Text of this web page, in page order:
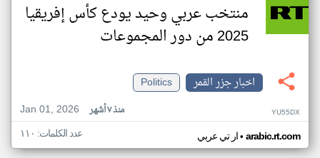
منتخب عربي وحيد يودع كأس إفريقيا
2025 من دور المجموعات
اخبار جزر القمر
Politics
Jan 01, 2026
منذ ٧ أشهر YU55DX
ار تي عربي• arabic.rt.com عدد الكلمات: ١١٠